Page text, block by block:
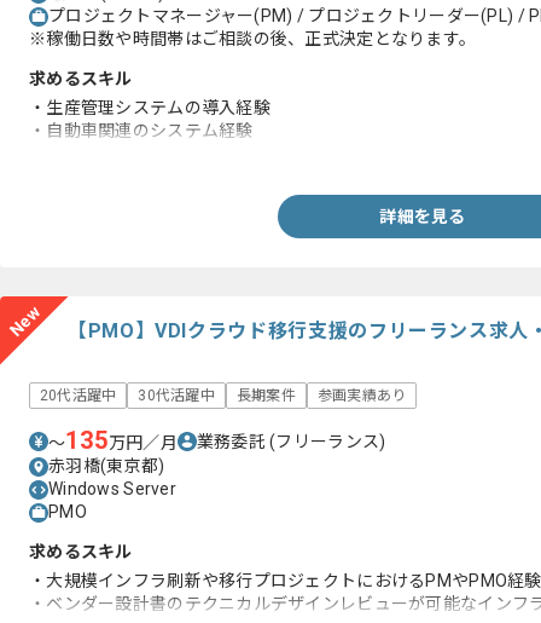
プロジェクトマネージャー(PM) / プロジェクトリーダー(PL) /
※稼働日数や時間帯はご相談の後、正式決定となります。
求めるスキル
・生産管理システムの導入経験
・自動車関連のシステム経験
詳細を見る
New 【PMO】VDIクラウド移行支援のフリーランス求人
20代活躍中 30代活躍中 長期案件 参画実績あり
〜135万円／月 業務委託(フリーランス)
赤羽橋(東京都)
Windows Server
PMO
求めるスキル
・大規模インフラ刷新や移行プロジェクトにおけるPMやPMO経験
・ベンダー設計書のテクニカルデザインレビューが可能なインフ